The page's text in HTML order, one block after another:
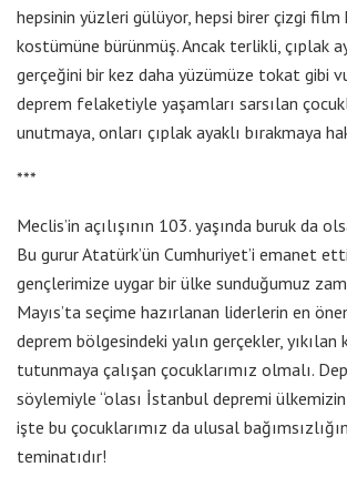
hepsinin yüzleri gülüyor, hepsi birer çizgi film
kostümüne bürünmüş. Ancak terlikli, çıplak
gerçeğini bir kez daha yüzümüze tokat gibi
deprem felaketiyle yaşamları sarsılan
unutmaya, onları çıplak ayaklı bırakmaya
***
Meclis’in açılışının 103. yaşında buruk da
Bu gurur Atatürk’ün Cumhuriyet’i emanet
gençlerimize uygar bir ülke sunduğumuz
Mayıs’ta seçime hazırlanan liderlerin en
deprem bölgesindeki yalın gerçekler,
tutunmaya çalışan çocuklarımız olmalı.
söylemiyle “olası İstanbul depremi
işte bu çocuklarımız da ulusal
teminatıdır!